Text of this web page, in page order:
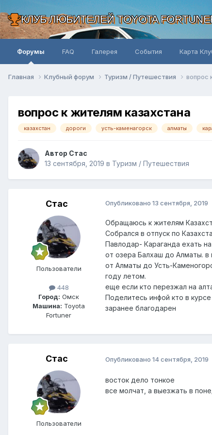
КЛУБ ЛЮБИТЕЛЕЙ TOYOTA
Форумы FAQ Галерея События Карта
Главная Клубный форум Туризм / Путешествия вопрос
вопрос к жителям казахстана
казахстан дороги усть-каменагорск алматы
Автор Стас
13 сентября, 2019 в Туризм / Путешествия
Стас
Пользователи
448
Город: Омск
Машина: Toyota
Fortuner
Опубликовано 13 сентября, 2019
Обращаюсь к жителям
Собрался в отпуск по
Павлодар- Караганда ехать
от озера Балхаш до Алматы. в
от Алматы до Усть-
году летом.
еще если кто перезжал на
Поделитесь инфой кто в курсе
заранее благодарен
Стас
Пользователи
Опубликовано 14 сентября, 2019
восток дело тонкое
все молчат, а выезжать в